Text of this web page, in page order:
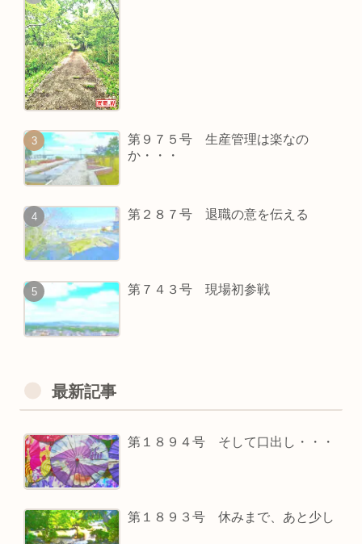
第９７５号 生産管理は楽なの
か・・・
第２８７号 退職の意を伝える
第７４３号 現場初参戦
最新記事
第１８９４号 そして口出し・・・
第１８９３号 休みまで、あと少し